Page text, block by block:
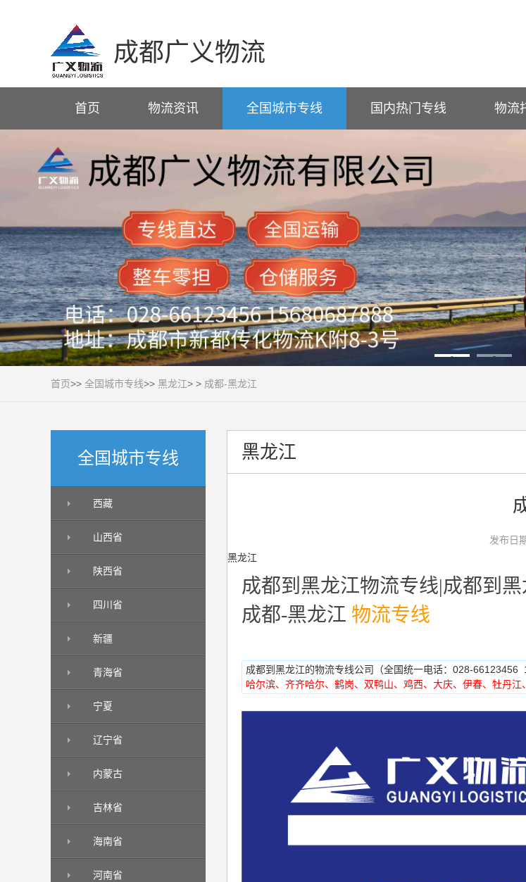
成都广义物流
首页 物流资讯 全国城市专线 国内热门专线 物流
1 2
首页>> 全国城市专线>> 黑龙江> > 成都-黑龙江
全国城市专线
西藏
山西省
陕西省
四川省
新疆
青海省
宁夏
辽宁省
内蒙古
吉林省
海南省
河南省
黑龙江
发布日
黑龙江
成都到黑龙江物流专线|成都到
成都-黑龙江 物流专线
成都到黑龙江的物流专线公司（全国统一电话：028-66123456
哈尔滨、齐齐哈尔、鹤岗、双鸭山、鸡西、大庆、伊春、牡丹江